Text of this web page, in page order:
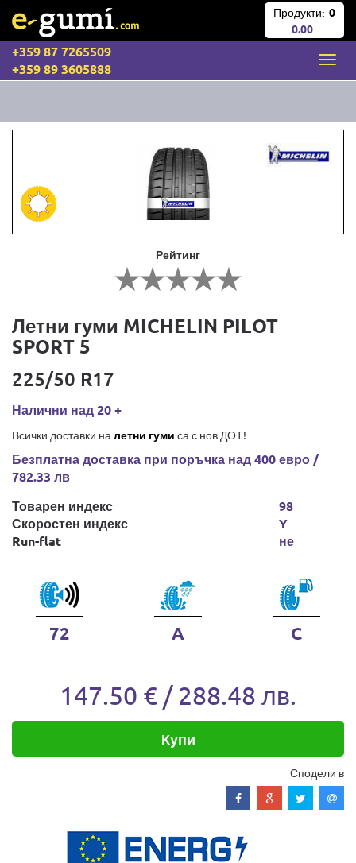
Продукти: 0
0.00
+359 87 7265509
+359 89 3605888
Рейтинг
Летни гуми MICHELIN PILOT
SPORT 5
225/50 R17
Налични над 20 +
Всички доставки на летни гуми са с нов ДОТ!
Безплатна доставка при поръчка над 400 евро /
782.33 лв
Товарен индекс
Скоростен индекс
Run-flat
98
Y
не
72 A C
147.50 € / 288.48 лв.
Купи
Сподели в